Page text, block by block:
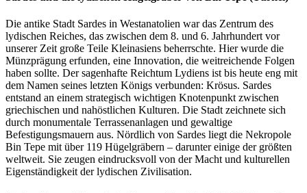
Die antike Stadt Sardes in Westanatolien war das Zentrum des
lydischen Reiches, das zwischen dem 8. und 6. Jahrhundert vor
unserer Zeit große Teile Kleinasiens beherrschte. Hier wurde die
Münzprägung erfunden, eine Innovation, die weitreichende Folgen
haben sollte. Der sagenhafte Reichtum Lydiens ist bis heute eng mit
dem Namen seines letzten Königs verbunden: Krösus. Sardes
entstand an einem strategisch wichtigen Knotenpunkt zwischen
griechischen und nahöstlichen Kulturen. Die Stadt zeichnete sich
durch monumentale Terrassenanlagen und gewaltige
Befestigungsmauern aus. Nördlich von Sardes liegt die Nekropole
Bin Tepe mit über 119 Hügelgräbern – darunter einige der größten
weltweit. Sie zeugen eindrucksvoll von der Macht und kulturellen
Eigenständigkeit der lydischen Zivilisation.